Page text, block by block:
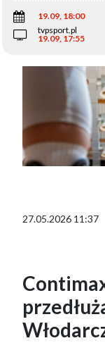
19.09, 18:00
tvpsport.pl
19.09, 17:55
27.05.2026 11:37